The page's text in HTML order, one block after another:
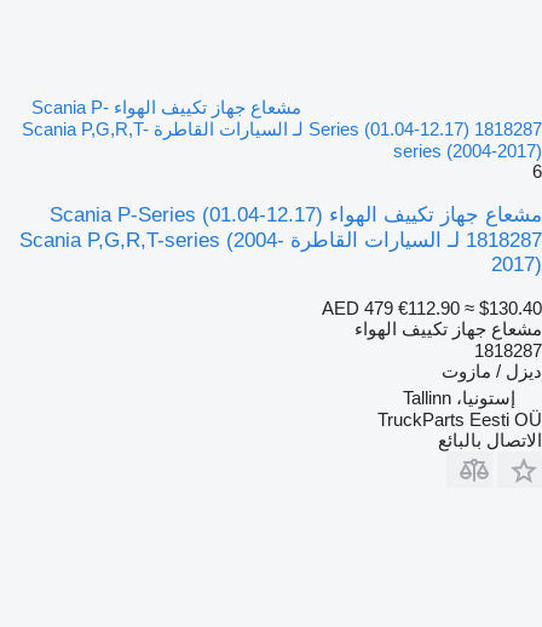
مشعاع جهاز تكييف الهواء Scania P-
Series (01.04-12.17) 1818287 لـ السيارات القاطرة Scania P,G,R,T-
series (2004-2017)
6
مشعاع جهاز تكييف الهواء Scania P-Series (01.04-12.17)
1818287 لـ السيارات القاطرة Scania P,G,R,T-series (2004-
2017)
AED 479 €112.90 ≈ $130.40
مشعاع جهاز تكييف الهواء
1818287
ديزل / مازوت
إستونيا، Tallinn
TruckParts Eesti OÜ
الاتصال بالبائع